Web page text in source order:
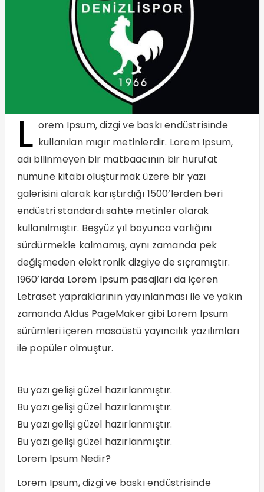
L orem Ipsum, dizgi ve baskı endüstrisinde
kullanılan mıgır metinlerdir. Lorem Ipsum,
adı bilinmeyen bir matbaacının bir hurufat
numune kitabı oluşturmak üzere bir yazı
galerisini alarak karıştırdığı 1500’lerden beri
endüstri standardı sahte metinler olarak
kullanılmıştır. Beşyüz yıl boyunca varlığını
sürdürmekle kalmamış, aynı zamanda pek
değişmeden elektronik dizgiye de sıçramıştır.
1960’larda Lorem Ipsum pasajları da içeren
Letraset yapraklarının yayınlanması ile ve yakın
zamanda Aldus PageMaker gibi Lorem Ipsum
sürümleri içeren masaüstü yayıncılık yazılımları
ile popüler olmuştur.
Bu yazı gelişi güzel hazırlanmıştır.
Bu yazı gelişi güzel hazırlanmıştır.
Bu yazı gelişi güzel hazırlanmıştır.
Bu yazı gelişi güzel hazırlanmıştır.
Lorem Ipsum Nedir?
Lorem Ipsum, dizgi ve baskı endüstrisinde